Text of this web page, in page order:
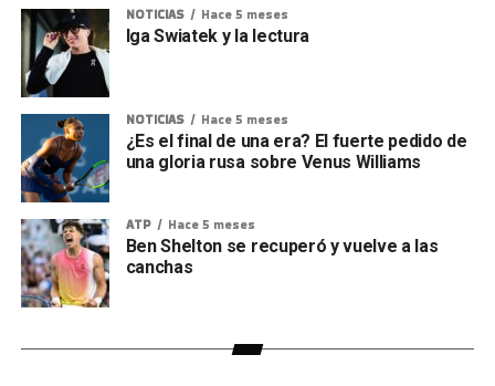
NOTICIAS Hace 5 meses
Iga Swiatek y la lectura
NOTICIAS Hace 5 meses
¿Es el final de una era? El fuerte pedido de
una gloria rusa sobre Venus Williams
ATP Hace 5 meses
Ben Shelton se recuperó y vuelve a las
canchas